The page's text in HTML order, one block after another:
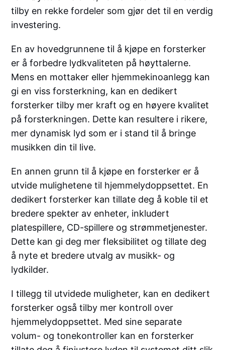
tilby en rekke fordeler som gjør det til en verdig
investering.
En av hovedgrunnene til å kjøpe en forsterker
er å forbedre lydkvaliteten på høyttalerne.
Mens en mottaker eller hjemmekinoanlegg kan
gi en viss forsterkning, kan en dedikert
forsterker tilby mer kraft og en høyere kvalitet
på forsterkningen. Dette kan resultere i rikere,
mer dynamisk lyd som er i stand til å bringe
musikken din til live.
En annen grunn til å kjøpe en forsterker er å
utvide mulighetene til hjemmelydoppsettet. En
dedikert forsterker kan tillate deg å koble til et
bredere spekter av enheter, inkludert
platespillere, CD-spillere og strømmetjenester.
Dette kan gi deg mer fleksibilitet og tillate deg
å nyte et bredere utvalg av musikk- og
lydkilder.
I tillegg til utvidede muligheter, kan en dedikert
forsterker også tilby mer kontroll over
hjemmelydoppsettet. Med sine separate
volum- og tonekontroller kan en forsterker